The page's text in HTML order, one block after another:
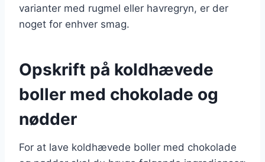
varianter med rugmel eller havregryn, er der
noget for enhver smag.
Opskrift på koldhævede
boller med chokolade og
nødder
For at lave koldhævede boller med chokolade